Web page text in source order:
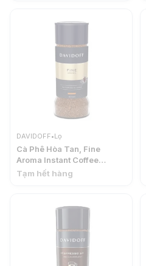
DAVIDOFF•Lọ
Cà Phê Hòa Tan, Fine
Aroma Instant Coffee
(100g) - DAVIDOFF
Tạm hết hàng